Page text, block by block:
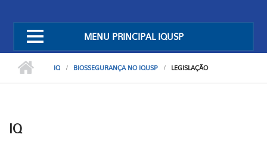
MENU PRINCIPAL IQUSP
IQ BIOSSEGURANÇA NO IQUSP LEGISLAÇÃO
IQ